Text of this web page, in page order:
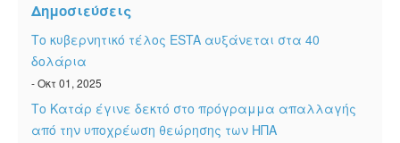
ESTA άρθρα
Δημοσιεύσεις
Το κυβερνητικό τέλος ESTA αυξάνεται στα 40
δολάρια
- Οκτ 01, 2025
Το Κατάρ έγινε δεκτό στο πρόγραμμα απαλλαγής
από την υποχρέωση θεώρησης των ΗΠΑ